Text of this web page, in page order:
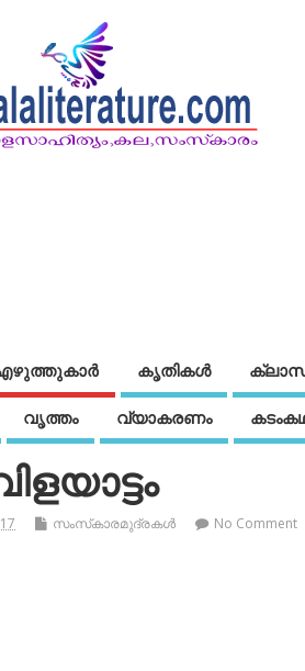
കൃതികൾ
വൃത്തം വ്യാകരണം
സംസ്‌കാരമുദ്രകള്‍ No Comment